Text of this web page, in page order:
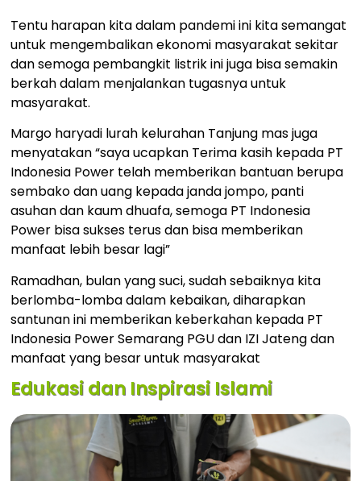
Tentu harapan kita dalam pandemi ini kita semangat
untuk mengembalikan ekonomi masyarakat sekitar
dan semoga pembangkit listrik ini juga bisa semakin
berkah dalam menjalankan tugasnya untuk
masyarakat.
Margo haryadi lurah kelurahan Tanjung mas juga
menyatakan “saya ucapkan Terima kasih kepada PT
Indonesia Power telah memberikan bantuan berupa
sembako dan uang kepada janda jompo, panti
asuhan dan kaum dhuafa, semoga PT Indonesia
Power bisa sukses terus dan bisa memberikan
manfaat lebih besar lagi”
Ramadhan, bulan yang suci, sudah sebaiknya kita
berlomba-lomba dalam kebaikan, diharapkan
santunan ini memberikan keberkahan kepada PT
Indonesia Power Semarang PGU dan IZI Jateng dan
manfaat yang besar untuk masyarakat
Edukasi dan Inspirasi Islami